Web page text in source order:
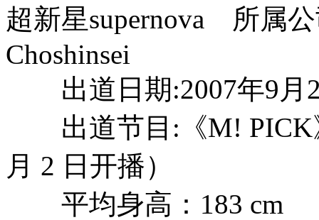
超新星supernova 所属
Choshinsei
出道日期:2007年9月
出道节目:《M! PICK
月 2 日开播）
平均身高：183 cm